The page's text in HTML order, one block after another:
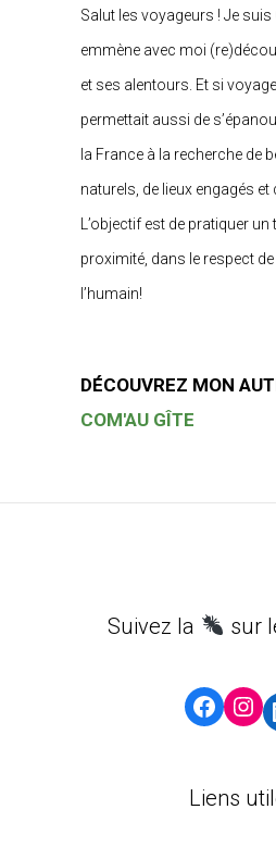
Salut les voyageurs ! Je suis
emmène avec moi
et ses alentours. Et si
permettait aussi de
la France à la recherche de
naturels, de lieux engagés et
L’objectif est de pratiquer
proximité, dans le respect
l’humain!
DÉCOUVREZ MON
COM'AU GÎTE
Suivez la sur
Liens